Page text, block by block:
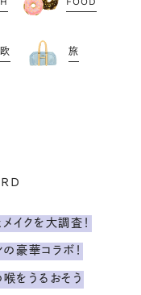
旅
イクを大調査！
豪華コラボ！
をうるおそう